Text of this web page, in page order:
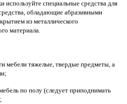
специальные средства для
обладающие абразивными
из металлического
материала.
мебели тяжелые, твердые предметы, а
по полу (следует приподнимать